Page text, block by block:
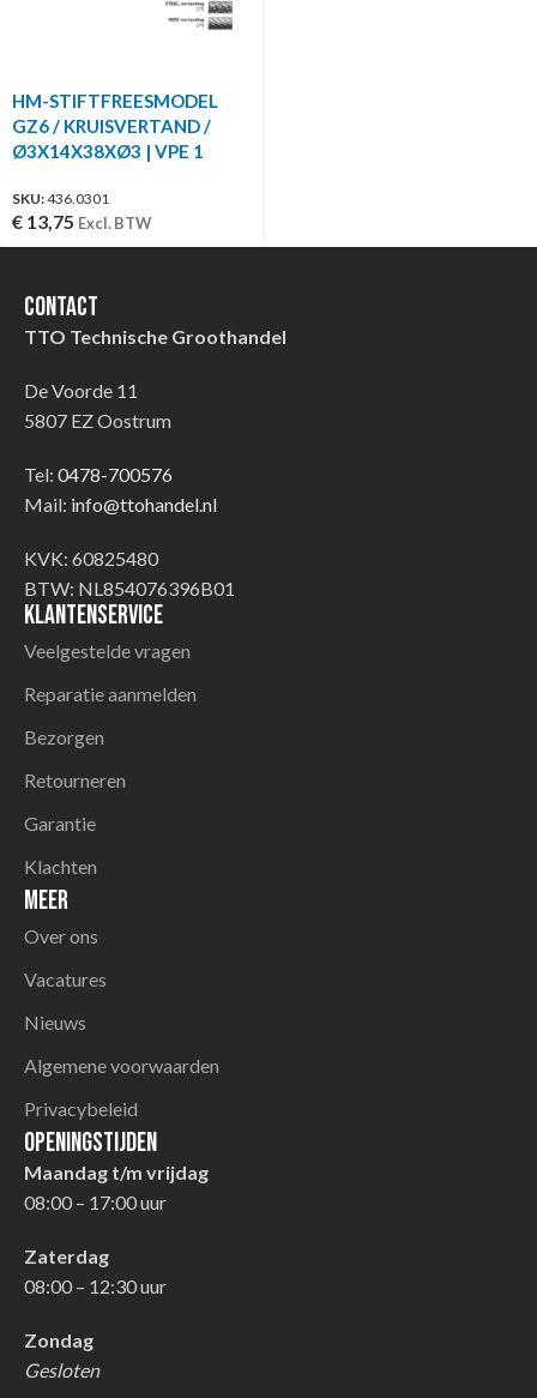
HM-STIFTFREESMODEL
GZ6 / KRUISVERTAND /
Ø3X14X38XØ3 | VPE 1
SKU:436.0301
€ 13,75 Excl. BTW
Contact
TTO Technische Groothandel
De Voorde 11
5807 EZ Oostrum
Tel: 0478-700576
Mail: info@ttohandel.nl
KVK: 60825480
BTW: NL854076396B01
Klantenservice
Veelgestelde vragen
Reparatie aanmelden
Bezorgen
Retourneren
Garantie
Klachten
Meer
Over ons
Vacatures
Nieuws
Algemene voorwaarden
Privacybeleid
Openingstijden
Maandag t/m vrijdag
08:00 – 17:00 uur
Zaterdag
08:00 – 12:30 uur
Zondag
Gesloten